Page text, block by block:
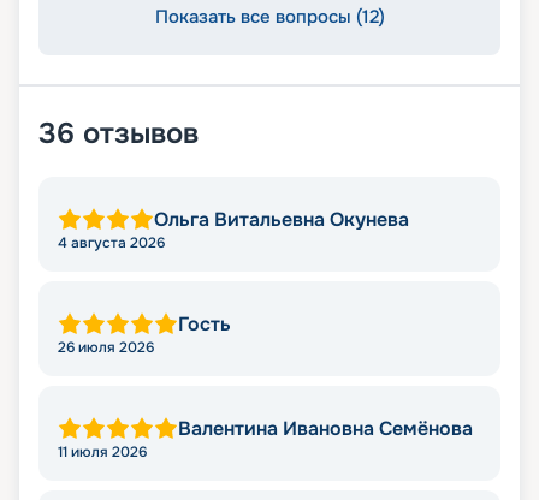
Показать все вопросы (12)
36 отзывов
Ольга Витальевна Окунева
4 августа 2026
Гость
26 июля 2026
Валентина Ивановна Семёнова
11 июля 2026